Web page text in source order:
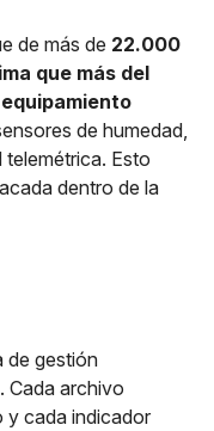
de más de 22.000
que más del
de humedad,
Esto
dentro de la
de gestión
Cada archivo
y cada indicador